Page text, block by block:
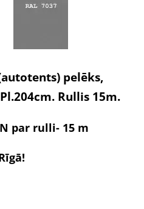
pelēks,
Rullis 15m.
par rulli- 15 m